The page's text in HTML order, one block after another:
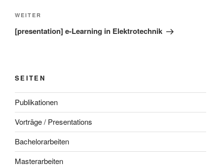
Nächster
Beitrag
WEITER
[presentation] e-Learning in Elektrotechnik
SEITEN
Publikationen
Vorträge / Presentations
Bachelorarbeiten
Masterarbeiten